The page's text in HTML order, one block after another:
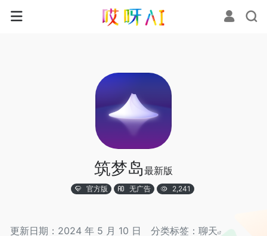
筑梦岛最新版
官方版 无广告 2,241
更新日期：2024 年 5 月 10 日 分类标签： 聊天